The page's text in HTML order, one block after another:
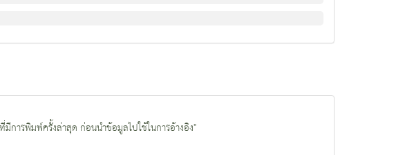
ารพิมพ์ครั้งล่าสุด ก่อนนำข้อมูลไปใช้ในการอ้างอิง"